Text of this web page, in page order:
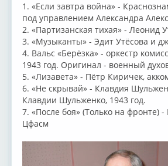
1. «Если завтра война» -
под управлением Александра
2. «Партизанская тихая» - Леонид
3. «Музыканты» - Эдит Утёсова и
4. Вальс «Берёзка» - оркестр
1943 год. Оригинал - военный
5. «Лизавета» - Пётр Киричек,
6. «Не скрывай» - Клавдия
Клавдии Шульженко, 1943 год.
7. «После боя» (Только на фронте)
Цфасм